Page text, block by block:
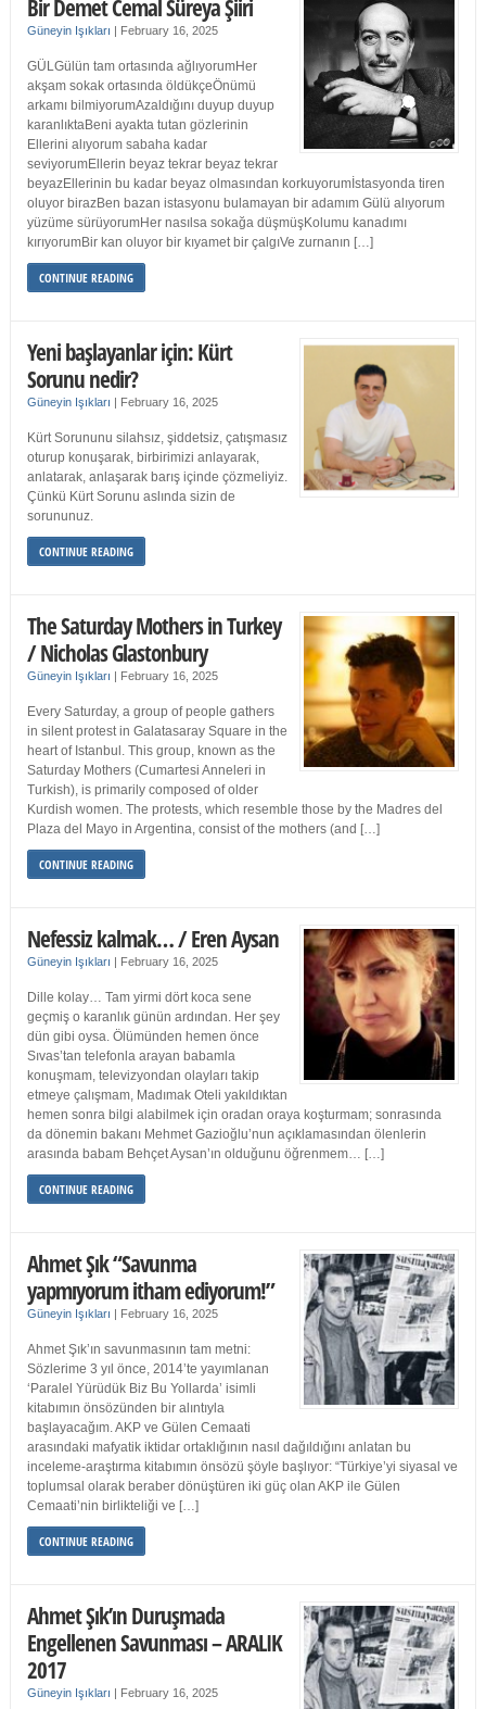
Bir Demet Cemal Süreya Şiiri
Güneyin Işıkları | February 16, 2025
GÜLGülün tam ortasında ağlıyorumHer
akşam sokak ortasında öldükçeÖnümü
arkamı bilmiyorumAzaldığını duyup duyup
karanlıktaBeni ayakta tutan gözlerinin
Ellerini alıyorum sabaha kadar
seviyorumEllerin beyaz tekrar beyaz tekrar
beyazEllerinin bu kadar beyaz olmasından korkuyorumİstasyonda tiren
oluyor birazBen bazan istasyonu bulamayan bir adamım Gülü alıyorum
yüzüme sürüyorumHer nasılsa sokağa düşmüşKolumu kanadımı
kırıyorumBir kan oluyor bir kıyamet bir çalgıVe zurnanın […]
CONTINUE READING
Yeni başlayanlar için: Kürt
Sorunu nedir?
Güneyin Işıkları | February 16, 2025
Kürt Sorununu silahsız, şiddetsiz, çatışmasız
oturup konuşarak, birbirimizi anlayarak,
anlatarak, anlaşarak barış içinde çözmeliyiz.
Çünkü Kürt Sorunu aslında sizin de
sorununuz.
CONTINUE READING
The Saturday Mothers in Turkey
/ Nicholas Glastonbury
Güneyin Işıkları | February 16, 2025
Every Saturday, a group of people gathers
in silent protest in Galatasaray Square in the
heart of Istanbul. This group, known as the
Saturday Mothers (Cumartesi Anneleri in
Turkish), is primarily composed of older
Kurdish women. The protests, which resemble those by the Madres del
Plaza del Mayo in Argentina, consist of the mothers (and […]
CONTINUE READING
Nefessiz kalmak… / Eren Aysan
Güneyin Işıkları | February 16, 2025
Dille kolay… Tam yirmi dört koca sene
geçmiş o karanlık günün ardından. Her şey
dün gibi oysa. Ölümünden hemen önce
Sıvas’tan telefonla arayan babamla
konuşmam, televizyondan olayları takip
etmeye çalışmam, Madımak Oteli yakıldıktan
hemen sonra bilgi alabilmek için oradan oraya koşturmam; sonrasında
da dönemin bakanı Mehmet Gazioğlu’nun açıklamasından ölenlerin
arasında babam Behçet Aysan’ın olduğunu öğrenmem… […]
CONTINUE READING
Ahmet Şık “Savunma
yapmıyorum itham ediyorum!”
Güneyin Işıkları | February 16, 2025
Ahmet Şık’ın savunmasının tam metni:
Sözlerime 3 yıl önce, 2014’te yayımlanan
‘Paralel Yürüdük Biz Bu Yollarda’ isimli
kitabımın önsözünden bir alıntıyla
başlayacağım. AKP ve Gülen Cemaati
arasındaki mafyatik iktidar ortaklığının nasıl dağıldığını anlatan bu
inceleme-araştırma kitabımın önsözü şöyle başlıyor: “Türkiye’yi siyasal ve
toplumsal olarak beraber dönüştüren iki güç olan AKP ile Gülen
Cemaati’nin birlikteliği ve […]
CONTINUE READING
Ahmet Şık’ın Duruşmada
Engellenen Savunması – ARALIK
2017
Güneyin Işıkları | February 16, 2025